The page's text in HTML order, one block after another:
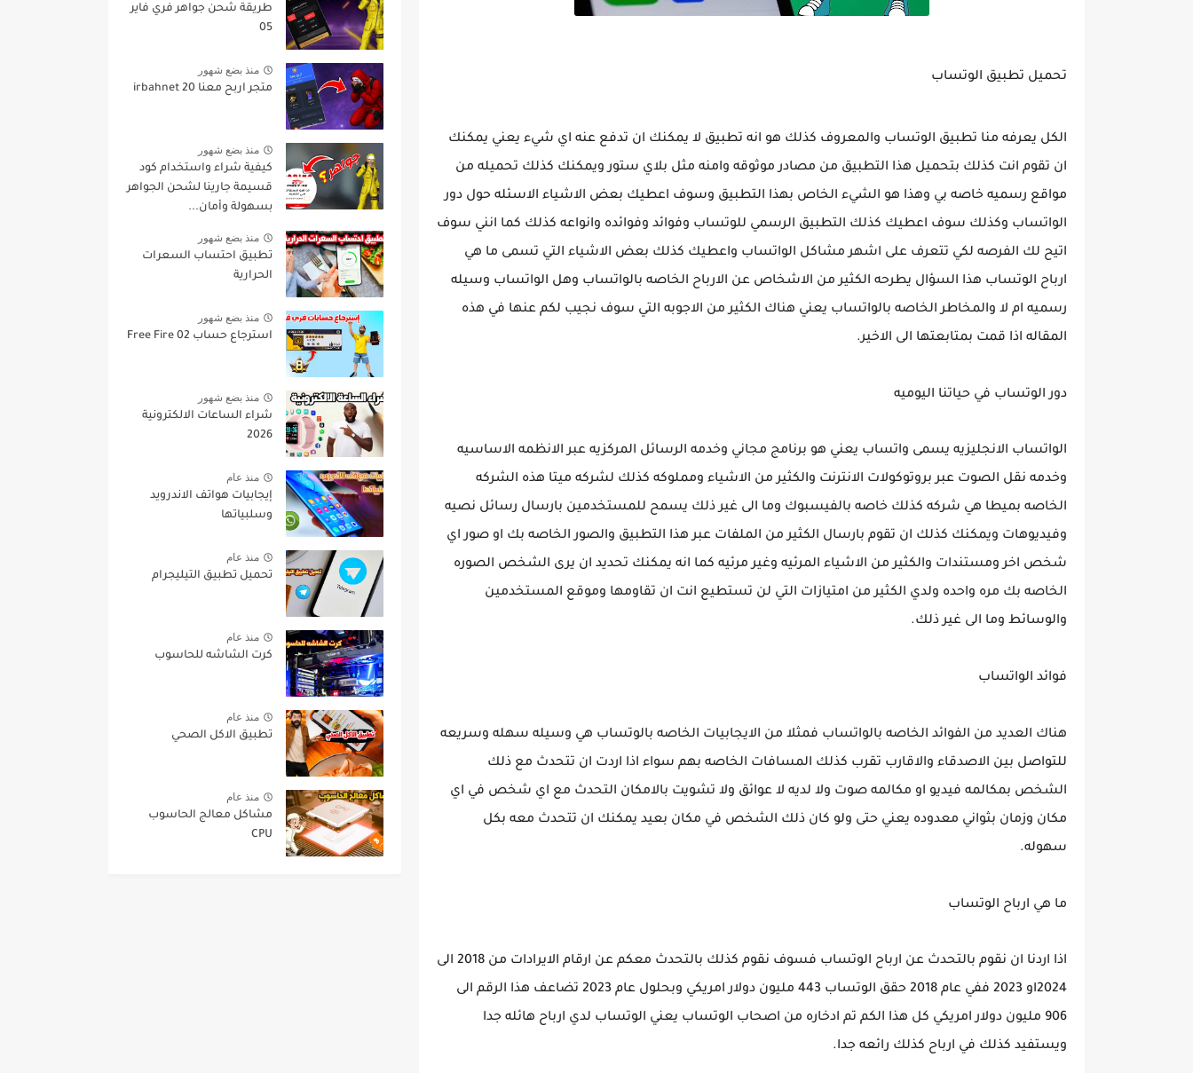
تحميل تطبيق الوتساب
الكل يعرفه منا تطبيق الوتساب والمعروف كذلك هو انه تطبيق لا يمكنك ان تدفع عنه اي شيء يعني يمكنك
ان تقوم انت كذلك بتحميل هذا التطبيق من مصادر موثوقه وامنه مثل بلاي ستور ويمكنك كذلك تحميله من
مواقع رسميه خاصه بي وهذا هو الشيء الخاص بهذا التطبيق وسوف اعطيك بعض الاشياء الاسئله حول دور
الواتساب وكذلك سوف اعطيك كذلك التطبيق الرسمي للوتساب وفوائد وفوائده وانواعه كذلك كما انني سوف
اتيح لك الفرصه لكي تتعرف على اشهر مشاكل الواتساب واعطيك كذلك بعض الاشياء التي تسمى ما هي
ارباح الوتساب هذا السؤال يطرحه الكثير من الاشخاص عن الارباح الخاصه بالواتساب وهل الواتساب وسيله
رسميه ام لا والمخاطر الخاصه بالواتساب يعني هناك الكثير من الاجوبه التي سوف نجيب لكم عنها في هذه
المقاله اذا قمت بمتابعتها الى الاخير.
دور الوتساب في حياتنا اليوميه
الواتساب الانجليزيه يسمى واتساب يعني هو برنامج مجاني وخدمه الرسائل المركزيه عبر الانظمه الاساسيه
وخدمه نقل الصوت عبر بروتوكولات الانترنت والكثير من الاشياء ومملوكه كذلك لشركه ميتا هذه الشركه
الخاصه بميطا هي شركه كذلك خاصه بالفيسبوك وما الى غير ذلك يسمح للمستخدمين بارسال رسائل نصيه
وفيديوهات ويمكنك كذلك ان تقوم بارسال الكثير من الملفات عبر هذا التطبيق والصور الخاصه بك او صور اي
شخص اخر ومستندات والكثير من الاشياء المرئيه وغير مرئيه كما انه يمكنك تحديد ان يرى الشخص الصوره
الخاصه بك مره واحده ولدي الكثير من امتيازات التي لن تستطيع انت ان تقاومها وموقع المستخدمين
والوسائط وما الى غير ذلك.
فوائد الواتساب
هناك العديد من الفوائد الخاصه بالواتساب فمثلا من الايجابيات الخاصه بالوتساب هي وسيله سهله وسريعه
للتواصل بين الاصدقاء والاقارب تقرب كذلك المسافات الخاصه بهم سواء اذا اردت ان تتحدث مع ذلك
الشخص بمكالمه فيديو او مكالمه صوت ولا لديه لا عوائق ولا تشويت بالامكان التحدث مع اي شخص في اي
مكان وزمان بثواني معدوده يعني حتى ولو كان ذلك الشخص في مكان بعيد يمكنك ان تتحدث معه بكل
سهوله.
ما هي ارباح الوتساب
اذا اردنا ان نقوم بالتحدث عن ارباح الوتساب فسوف نقوم كذلك بالتحدث معكم عن ارقام الايرادات من 2018 الى
2024او 2023 ففي عام 2018 حقق الوتساب 443 مليون دولار امريكي وبحلول عام 2023 تضاعف هذا الرقم الى
906 مليون دولار امريكي كل هذا الكم تم ادخاره من اصحاب الوتساب يعني الوتساب لدي ارباح هائله جدا
ويستفيد كذلك في ارباح كذلك رائعه جدا.
طريقة شحن جواهر فري فاير
05
منذ بضع شهور
متجر اربح معنا irbahnet 20
منذ بضع شهور
كيفية شراء واستخدام كود
قسيمة جارينا لشحن الجواهر
بسهولة وأمان...
منذ بضع شهور
تطبيق احتساب السعرات
الحرارية
منذ بضع شهور
استرجاع حساب Free Fire 02
منذ بضع شهور
شراء الساعات الالكترونية
2026
منذ عام
إيجابيات هواتف الاندرويد
وسلبياتها
منذ عام
تحميل تطبيق التيليجرام
منذ عام
كرت الشاشه للحاسوب
منذ عام
تطبيق الاكل الصحي
منذ عام
مشاكل معالج الحاسوب
CPU